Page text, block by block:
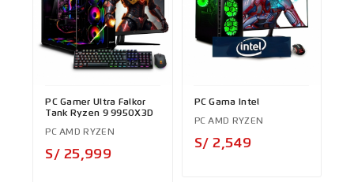
PC Gamer Ultra Falkor
Tank Ryzen 9 9950X3D
PC AMD RYZEN
S/ 25,999
PC Gama Intel
PC AMD RYZEN
S/ 2,549